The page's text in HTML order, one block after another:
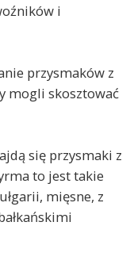
i
przysmaków z
mogli skosztować
się przysmaki z
to jest takie
mięsne, z